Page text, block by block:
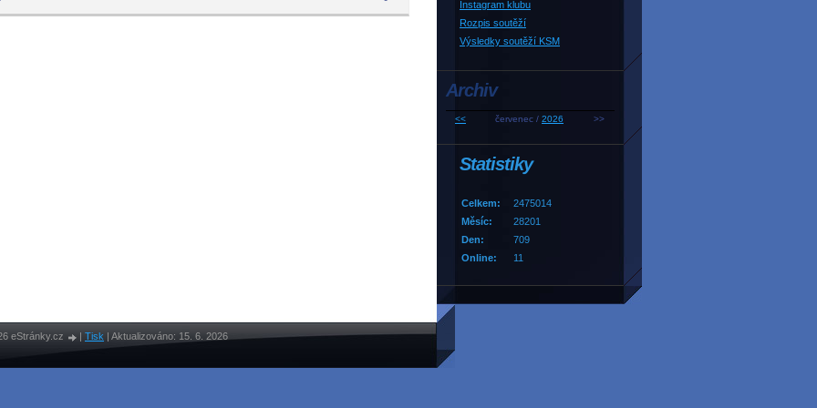
Instagram klubu
Rozpis soutěží
Výsledky soutěží KSM
Archiv
<< červenec / 2026 >>
Statistiky
Online: 11
Celkem:
2475014
Měsíc:
28201
Den:
709
eStránky.cz Tisk Aktualizováno: 15. 6. 2026